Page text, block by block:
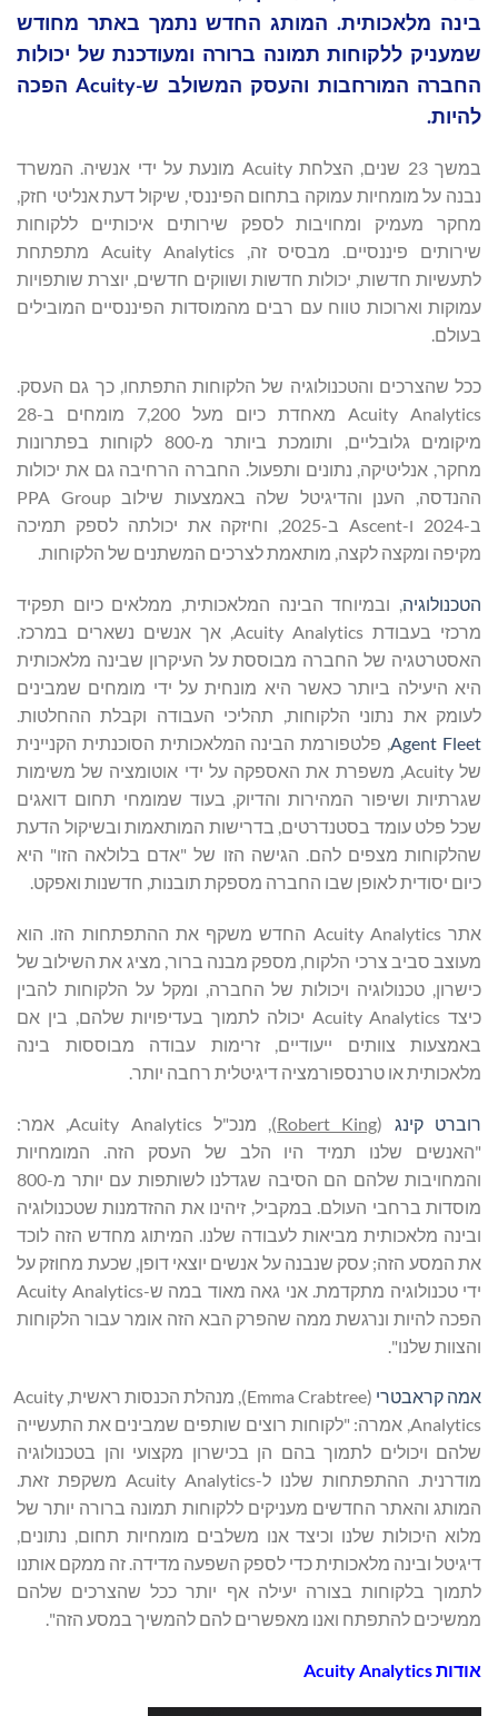
בינה מלאכותית. המותג החדש נתמך באתר מחודש
שמעניק ללקוחות תמונה ברורה ומעודכנת של יכולות
החברה המורחבות והעסק המשולב ש-Acuity הפכה
להיות.
במשך 23 שנים, הצלחת Acuity מונעת על ידי אנשיה. המשרד
נבנה על מומחיות עמוקה בתחום הפיננסי, שיקול דעת אנליטי חזק,
מחקר מעמיק ומחויבות לספק שירותים איכותיים ללקוחות
שירותים פיננסיים. מבסיס זה, Acuity Analytics מתפתחת
לתעשיות חדשות, יכולות חדשות ושווקים חדשים, יוצרת שותפויות
עמוקות וארוכות טווח עם רבים מהמוסדות הפיננסיים המובילים
בעולם.
ככל שהצרכים והטכנולוגיה של הלקוחות התפתחו, כך גם העסק.
Acuity Analytics מאחדת כיום מעל 7,200 מומחים ב-28
מיקומים גלובליים, ותומכת ביותר מ-800 לקוחות בפתרונות
מחקר, אנליטיקה, נתונים ותפעול. החברה הרחיבה גם את יכולות
ההנדסה, הענן והדיגיטל שלה באמצעות שילוב PPA Group
ב-2024 ו-Ascent ב-2025, וחיזקה את יכולתה לספק תמיכה
מקיפה ומקצה לקצה, מותאמת לצרכים המשתנים של הלקוחות.
הטכנולוגיה, ובמיוחד הבינה המלאכותית, ממלאים כיום תפקיד
מרכזי בעבודת Acuity Analytics, אך אנשים נשארים במרכז.
האסטרטגיה של החברה מבוססת על העיקרון שבינה מלאכותית
היא היעילה ביותר כאשר היא מונחית על ידי מומחים שמבינים
לעומק את נתוני הלקוחות, תהליכי העבודה וקבלת ההחלטות.
Agent Fleet, פלטפורמת הבינה המלאכותית הסוכנתית הקניינית
של Acuity, משפרת את האספקה על ידי אוטומציה של משימות
שגרתיות ושיפור המהירות והדיוק, בעוד שמומחי תחום דואגים
שכל פלט עומד בסטנדרטים, בדרישות המותאמות ובשיקול הדעת
שהלקוחות מצפים להם. הגישה הזו של "אדם בלולאה הזו" היא
כיום יסודית לאופן שבו החברה מספקת תובנות, חדשנות ואפקט.
אתר Acuity Analytics החדש משקף את ההתפתחות הזו. הוא
מעוצב סביב צרכי הלקוח, מספק מבנה ברור, מציג את השילוב של
כישרון, טכנולוגיה ויכולות של החברה, ומקל על הלקוחות להבין
כיצד Acuity Analytics יכולה לתמוך בעדיפויות שלהם, בין אם
באמצעות צוותים ייעודיים, זרימות עבודה מבוססות בינה
מלאכותית או טרנספורמציה דיגיטלית רחבה יותר.
רוברט קינג (
Robert King
), מנכ"ל Acuity Analytics, אמר:
"האנשים שלנו תמיד היו הלב של העסק הזה. המומחיות
והמחויבות שלהם הם הסיבה שגדלנו לשותפות עם יותר מ-800
מוסדות ברחבי העולם. במקביל, זיהינו את ההזדמנות שטכנולוגיה
ובינה מלאכותית מביאות לעבודה שלנו. המיתוג מחדש הזה לוכד
את המסע הזה; עסק שנבנה על אנשים יוצאי דופן, שכעת מחוזק על
ידי טכנולוגיה מתקדמת. אני גאה מאוד במה ש-Acuity Analytics
הפכה להיות ונרגשת ממה שהפרק הבא הזה אומר עבור הלקוחות
והצוות שלנו".
אמה קראבטרי
(Emma Crabtree), מנהלת הכנסות ראשית, Acuity
Analytics, אמרה: "לקוחות רוצים שותפים שמבינים את התעשייה
שלהם ויכולים לתמוך בהם הן בכישרון מקצועי והן בטכנולוגיה
מודרנית. ההתפתחות שלנו ל-Acuity Analytics משקפת זאת.
המותג והאתר החדשים מעניקים ללקוחות תמונה ברורה יותר של
מלוא היכולות שלנו וכיצד אנו משלבים מומחיות תחום, נתונים,
דיגיטל ובינה מלאכותית כדי לספק השפעה מדידה. זה ממקם אותנו
לתמוך בלקוחות בצורה יעילה אף יותר ככל שהצרכים שלהם
ממשיכים להתפתח ואנו מאפשרים להם להמשיך במסע הזה".
אודות Acuity Analytics